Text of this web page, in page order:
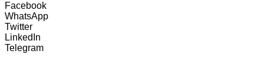
Facebook
WhatsApp
Twitter
LinkedIn
Telegram